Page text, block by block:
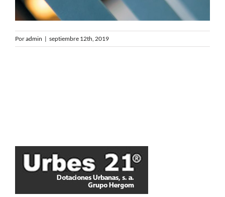
Poradmin | septiembre 12th, 2019